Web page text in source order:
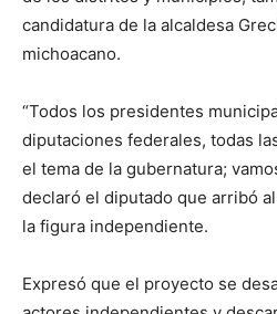
candidatura de la alcaldesa
michoacano.
“Todos los presidentes
diputaciones federales, todas
el tema de la gubernatura;
declaró el diputado que arribó
la figura independiente.
Expresó que el proyecto se